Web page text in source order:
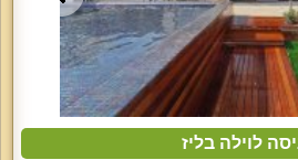
לוילה בליז